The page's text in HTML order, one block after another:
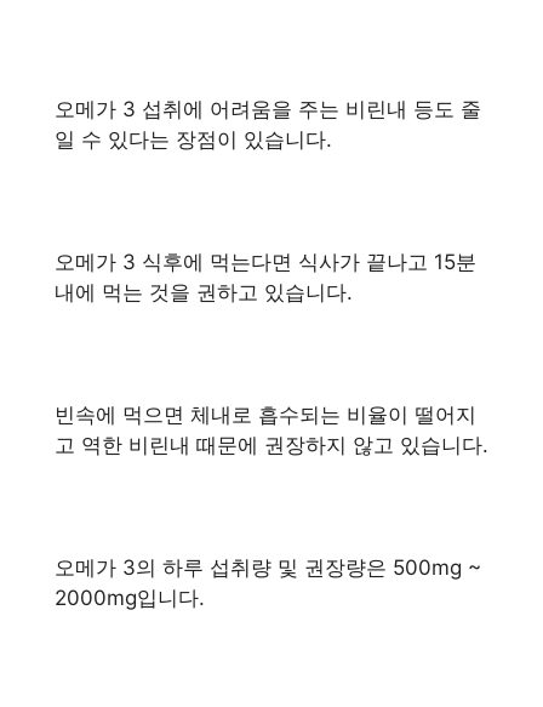
오메가 3 섭취에 어려움을 주는 비린내 등도 줄
일 수 있다는 장점이 있습니다.
오메가 3 식후에 먹는다면 식사가 끝나고 15분
내에 먹는 것을 권하고 있습니다.
빈속에 먹으면 체내로 흡수되는 비율이 떨어지
고 역한 비린내 때문에 권장하지 않고 있습니다.
오메가 3의 하루 섭취량 및 권장량은 500mg ~
2000mg입니다.